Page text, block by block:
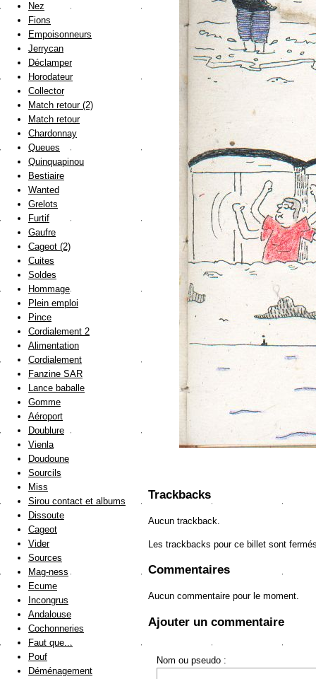
Trackbacks
Aucun trackback.
Les trackbacks pour ce billet sont
Commentaires
Aucun commentaire pour le moment.
Ajouter un commentaire
Nom ou pseudo :
Nez
Fions
Empoisonneurs
Jerrycan
Déclamper
Horodateur
Collector
Match retour (2)
Match retour
Chardonnay
Queues
Quinquapinou
Bestiaire
Wanted
Grelots
Furtif
Gaufre
Cageot (2)
Cuites
Soldes
Hommage
Plein emploi
Pince
Cordialement 2
Alimentation
Cordialement
Fanzine SAR
Lance baballe
Gomme
Aéroport
Doublure
Vienla
Doudoune
Sourcils
Miss
Sirou contact et albums
Dissoute
Cageot
Vider
Sources
Mag-ness
Ecume
Incongrus
Andalouse
Cochonneries
Faut que...
Pouf
Déménagement